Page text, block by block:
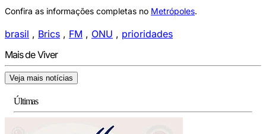
Confira as informações completas no Metrópoles.
brasil , Brics , FM , ONU , prioridades
Mais de Viver
Veja mais notícias
Últimas